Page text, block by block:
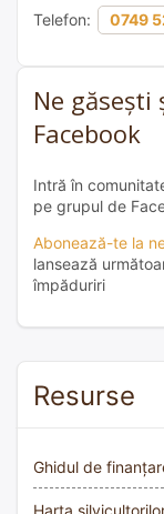
Telefon: 0749
Ne găsești
Facebook
Intră în
pe grupul de
Abonează-te la
lansează
împăduriri
Resurse
Ghidul de
Harta